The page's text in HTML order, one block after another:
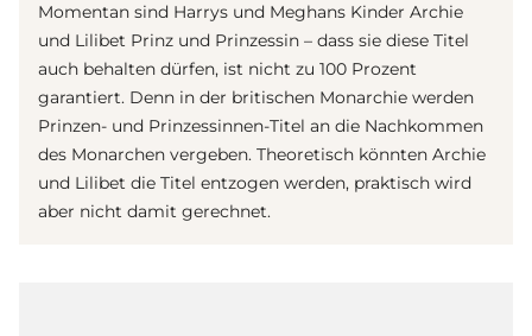
Momentan sind Harrys und Meghans Kinder Archie
und Lilibet Prinz und Prinzessin – dass sie diese Titel
auch behalten dürfen, ist nicht zu 100 Prozent
garantiert. Denn in der britischen Monarchie werden
Prinzen- und Prinzessinnen-Titel an die Nachkommen
des Monarchen vergeben. Theoretisch könnten Archie
und Lilibet die Titel entzogen werden, praktisch wird
aber nicht damit gerechnet.